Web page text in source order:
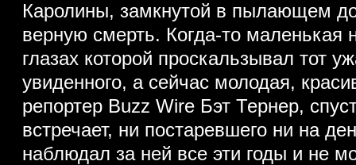
Каролины, замкнутой в пылающем
верную смерть. Когда-то маленькая
глазах которой проскальзывал тот
увиденного, а сейчас молодая,
репортер Buzz Wire Бэт Тернер,
встречает, ни постаревшего ни на
наблюдал за ней все эти годы и не